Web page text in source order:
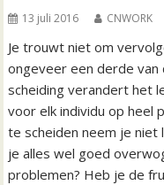
13 juli 2016 CNWORK
Je trouwt niet om
ongeveer een derde van
scheiding verandert het
voor elk individu op heel
te scheiden neem je niet
je alles wel goed
problemen? Heb je de